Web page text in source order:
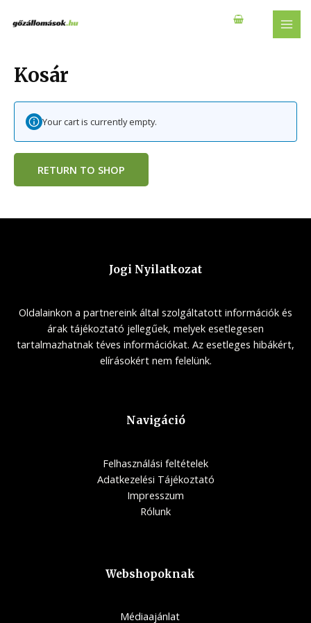
Kosár
Your cart is currently empty.
RETURN TO SHOP
Jogi Nyilatkozat
Oldalainkon a partnereink által szolgáltatott információk és
árak tájékoztató jellegűek, melyek esetlegesen
tartalmazhatnak téves információkat. Az esetleges hibákért,
elírásokért nem felelünk.
Navigáció
Felhasználási feltételek
Adatkezelési Tájékoztató
Impresszum
Rólunk
Webshopoknak
Médiaajánlat